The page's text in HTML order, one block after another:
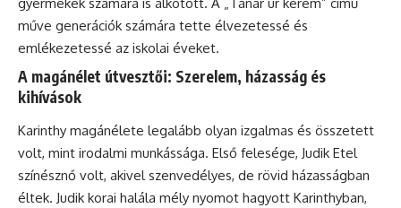
műve generációk számára tette élvezetessé és
emlékezetessé az iskolai éveket.
A magánélet útvesztői: Szerelem, házasság és
kihívások
Karinthy magánélete legalább olyan izgalmas és összetett
volt, mint irodalmi munkássága. Első felesége, Judik Etel
színésznő volt, akivel szenvedélyes, de rövid házasságban
éltek. Judik korai halála mély nyomot hagyott Karinthyban,